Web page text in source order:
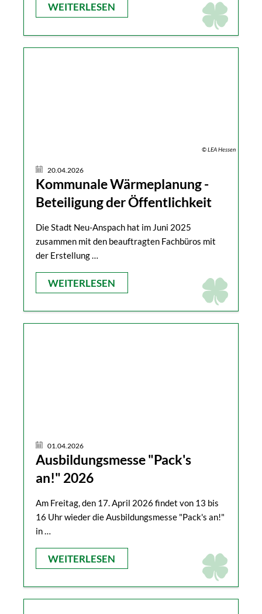
WEITERLESEN
© LEA Hessen
20.04.2026
Kommunale Wärmeplanung -
Beteiligung der Öffentlichkeit
Die Stadt Neu-Anspach hat im Juni 2025
zusammen mit den beauftragten Fachbüros mit
der Erstellung …
WEITERLESEN
01.04.2026
Ausbildungsmesse "Pack's
an!" 2026
Am Freitag, den 17. April 2026 findet von 13 bis
16 Uhr wieder die Ausbildungsmesse "Pack's an!"
in …
WEITERLESEN